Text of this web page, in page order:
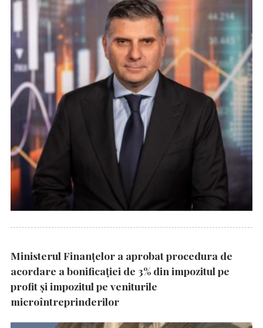
Ministerul Finanțelor a aprobat procedura de
acordare a bonificației de 3% din impozitul pe
profit și impozitul pe veniturile
microîntreprinderilor